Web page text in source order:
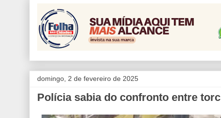
domingo, 2 de fevereiro de 2025
Polícia sabia do confronto entre